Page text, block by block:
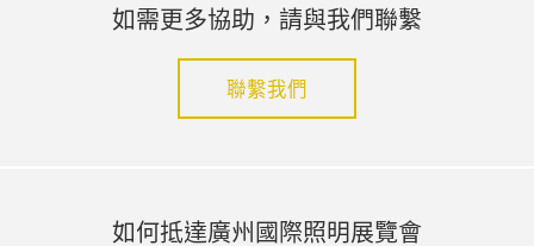
如需更多協助，請與我們聯繫
聯繫我們
如何抵達廣州國際照明展覽會